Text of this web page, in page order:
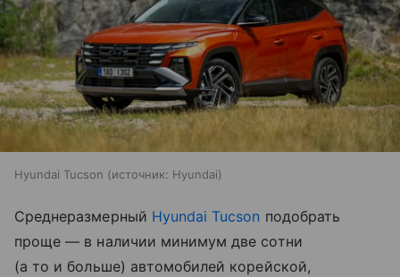
Hyundai Tucson источник: Hyundai
Среднеразмерный Hyundai Tucson подобрать
проще — в наличии минимум две сотни
(а то и больше) автомобилей корейской,